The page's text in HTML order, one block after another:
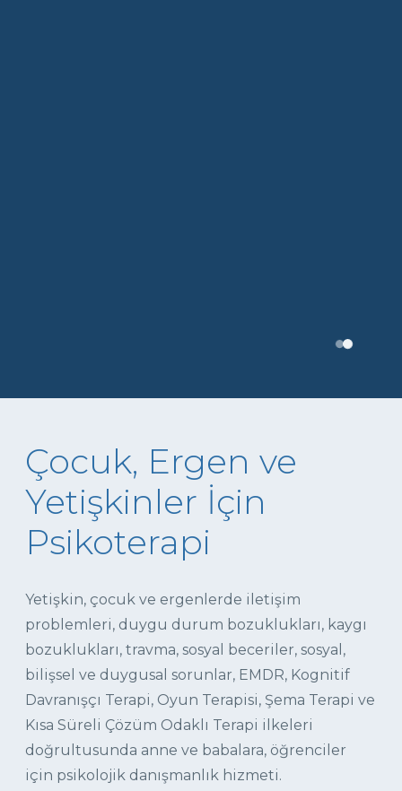
Çocuk, Ergen ve
Yetişkinler İçin
Psikoterapi
Yetişkin, çocuk ve ergenlerde iletişim
problemleri, duygu durum bozuklukları, kaygı
bozuklukları, travma, sosyal beceriler, sosyal,
bilişsel ve duygusal sorunlar, EMDR, Kognitif
Davranışçı Terapi, Oyun Terapisi, Şema Terapi ve
Kısa Süreli Çözüm Odaklı Terapi ilkeleri
doğrultusunda anne ve babalara, öğrenciler
için psikolojik danışmanlık hizmeti.